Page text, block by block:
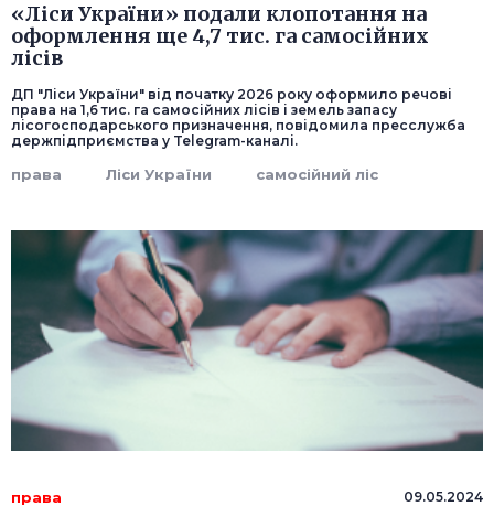
«Ліси України» подали клопотання на
оформлення ще 4,7 тис. га самосійних
лісів
ДП "Ліси України" від початку 2026 року оформило речові
права на 1,6 тис. га самосійних лісів і земель запасу
лісогосподарського призначення, повідомила пресслужба
держпідприємства у Telegram-каналі.
права Ліси України самосійний ліс
права 09.05.2024